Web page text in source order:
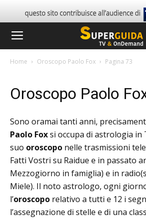
Home Oroscopo Paolo Fox Pagina 73
Oroscopo Paolo
Sono oramai tanti anni,
Paolo Foxsi occupa di astrologia in
suo oroscopo nelle trasmissioni
Fatti Vostri su Raidue e in passato
Mezzogiorno in famiglia) e in
Miele). Il noto astrologo, ogni
l’oroscopo relativo a tutti e 12 i
l’assegnazione di stelle e di una